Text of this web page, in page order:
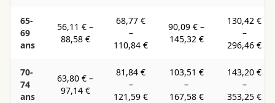
65-
69
ans
56,11 € –
88,58 €
68,77 €
–
110,84 €
90,09 € –
145,32 €
130,42 €
–
296,46 €
70-
74
ans
63,80 € –
97,14 €
81,84 €
–
121,59 €
103,51 €
–
167,58 €
143,20 €
–
353,25 €